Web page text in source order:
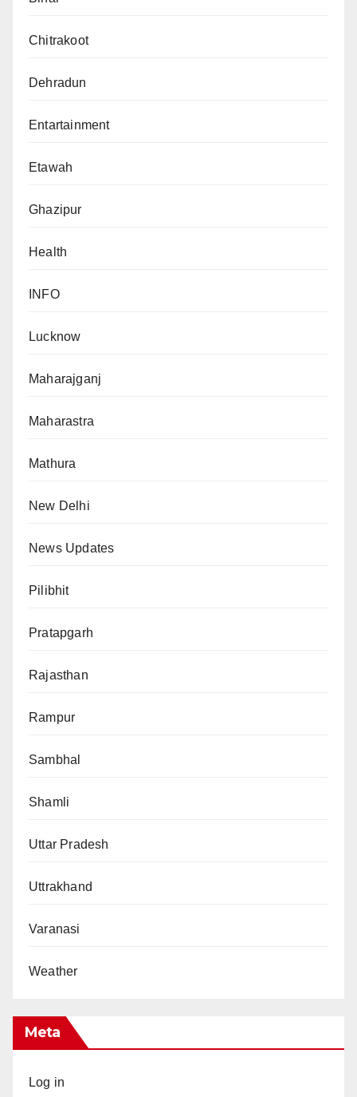
Chitrakoot
Dehradun
Entartainment
Etawah
Ghazipur
Health
INFO
Lucknow
Maharajganj
Maharastra
Mathura
New Delhi
News Updates
Pilibhit
Pratapgarh
Rajasthan
Rampur
Sambhal
Shamli
Uttar Pradesh
Uttrakhand
Varanasi
Weather
Meta
Log in